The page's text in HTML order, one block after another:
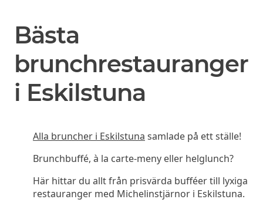
Bästa
brunchrestauranger
i Eskilstuna
Alla bruncher i Eskilstuna samlade på ett ställe!
Brunchbuffé, à la carte-meny eller helglunch?
Här hittar du allt från prisvärda bufféer till lyxiga
restauranger med Michelinstjärnor i Eskilstuna.